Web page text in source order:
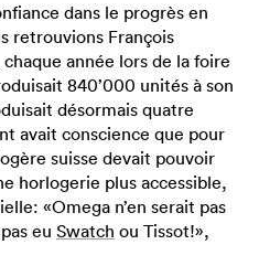
dans le progrès en
retrouvions François
année lors de la foire
840’000 unités à son
désormais quatre
avait conscience que pour
suisse devait pouvoir
horlogerie plus accessible,
«Omega n’en serait pas
eu Swatch ou Tissot!»,